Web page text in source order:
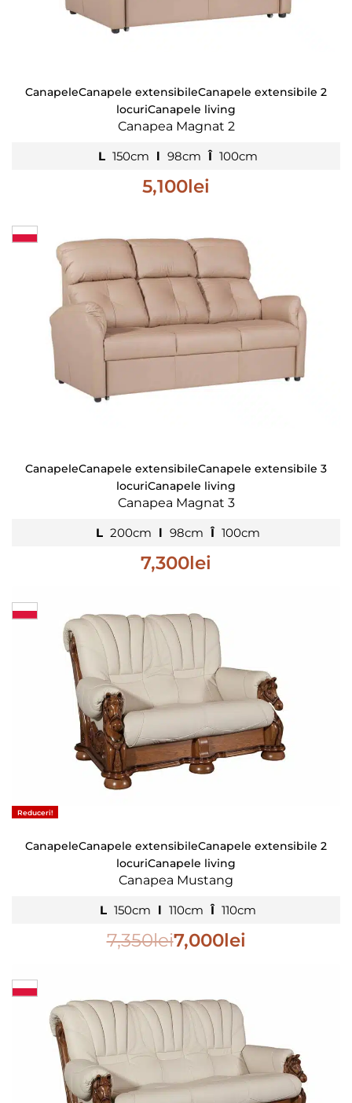
CanapeleCanapele extensibileCanapele extensibile 2
locuriCanapele living
Canapea Magnat 2
L 150cm l 98cm Î 100cm
5,100lei
CanapeleCanapele extensibileCanapele extensibile 3
locuriCanapele living
Canapea Magnat 3
L 200cm l 98cm Î 100cm
7,300lei
Reduceri!
CanapeleCanapele extensibileCanapele extensibile 2
locuriCanapele living
Canapea Mustang
L 150cm l 110cm Î 110cm
7,350lei7,000lei